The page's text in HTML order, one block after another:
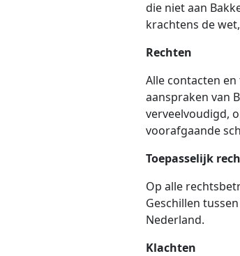
die niet aan
krachtens de
Rechten
Alle contacten
aanspraken van
verveelvoudigd,
voorafgaande
Toepasselijk
Op alle
Geschillen
Nederland.
Klachten